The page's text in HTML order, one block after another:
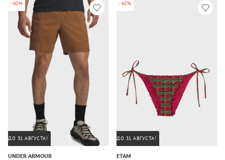
-60%
ДО 31 АВГУСТА!
UNDER ARMOUR
-60%
ДО 31 АВГУСТА!
ETAM